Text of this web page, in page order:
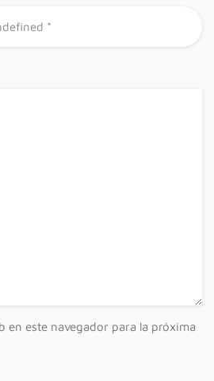
en este navegador para la próxima